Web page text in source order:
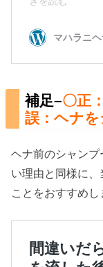
補足–〇正
誤：ヘナ
ヘナ前のシャン
い理由と同様に
ことをおすすめし